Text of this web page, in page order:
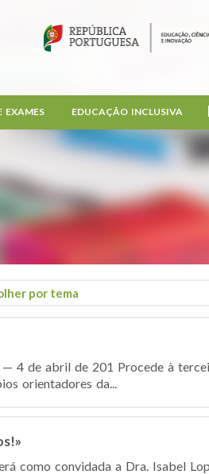
EXAMES EDUCAÇÃO INCLUSIVA
— 4 de abril de 201 Procede à
orientadores da...
como convidada a Dra. Isabel